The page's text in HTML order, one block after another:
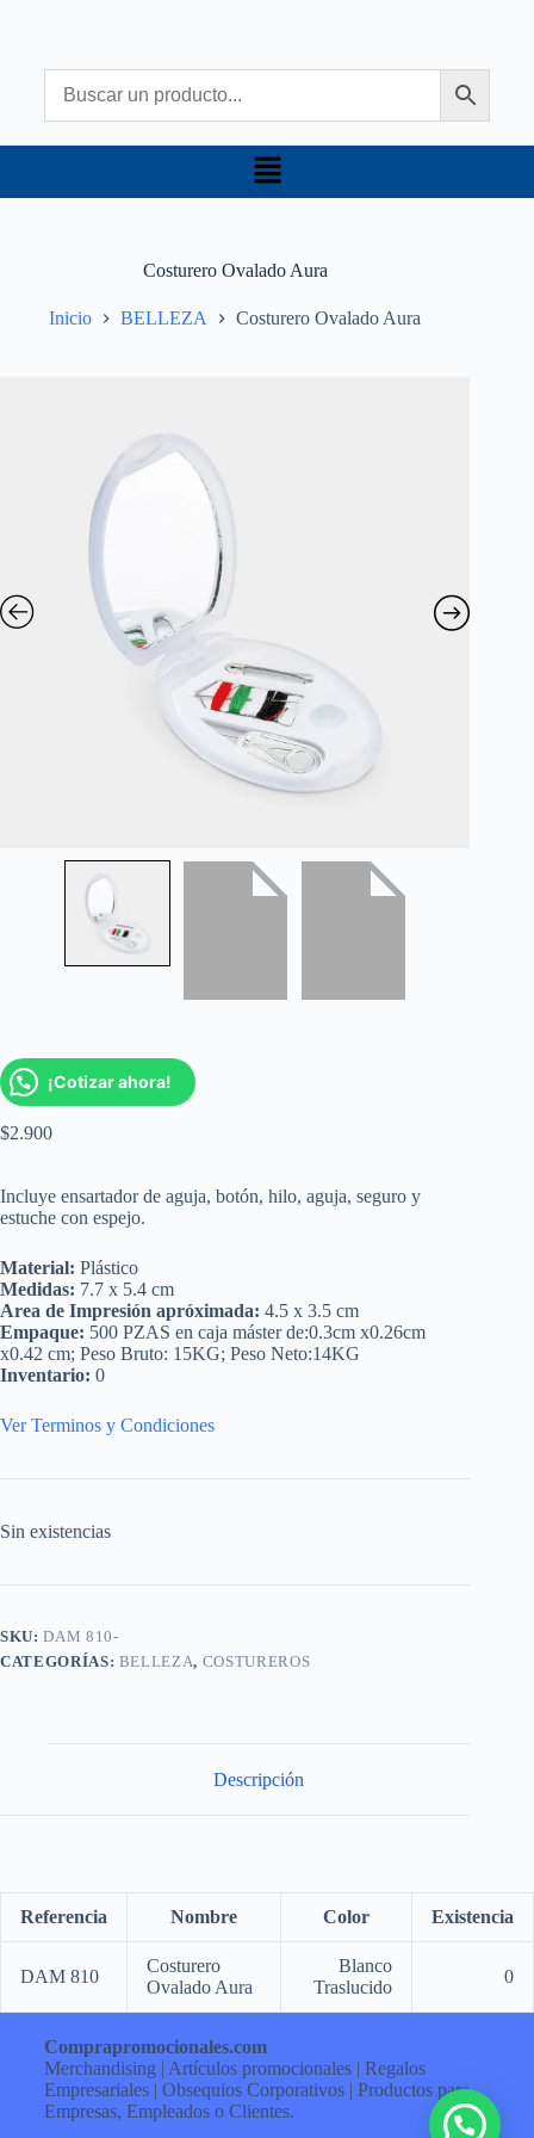
Costurero Ovalado Aura
Inicio BELLEZA Costurero Ovalado Aura
¡Cotizar ahora!
$2.900
Incluye ensartador de aguja, botón, hilo, aguja, seguro y
estuche con espejo.
Material: Plástico
Medidas: 7.7 x 5.4 cm
Area de Impresión apróximada: 4.5 x 3.5 cm
Empaque: 500 PZAS en caja máster de:0.3cm x0.26cm
x0.42 cm; Peso Bruto: 15KG; Peso Neto:14KG
Inventario: 0
Ver Terminos y Condiciones
Sin existencias
SKU:DAM 810-
CATEGORÍAS: BELLEZA, COSTUREROS
Descripción
Referencia Nombre Color Existencia
DAM 810
Costurero
Ovalado Aura
Blanco
Traslucido
0
Comprapromocionales.com
Merchandising | Artículos promocionales | Regalos
Empresariales | Obsequios Corporativos | Productos para
Empresas, Empleados o Clientes.